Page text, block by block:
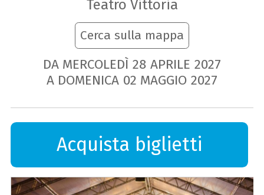
Teatro Vittoria
Cerca sulla mappa
DA MERCOLEDÌ 28 APRILE 2027
A DOMENICA 02 MAGGIO 2027
Acquista biglietti